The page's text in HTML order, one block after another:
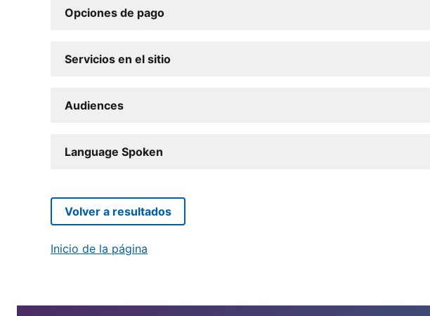
Opciones de pago
Servicios en el sitio
Audiences
Language Spoken
Volver a resultados
Inicio de la página